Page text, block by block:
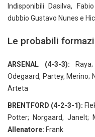
Indisponibili Dasilva,
dubbio Gustavo Nunes e
Le probabili
ARSENAL (4-3-3):
Odegaard, Partey, Merino;
Arteta
BRENTFORD (4-2-3-1):
Potter; Norgaard, Janelt;
Allenatore: Frank